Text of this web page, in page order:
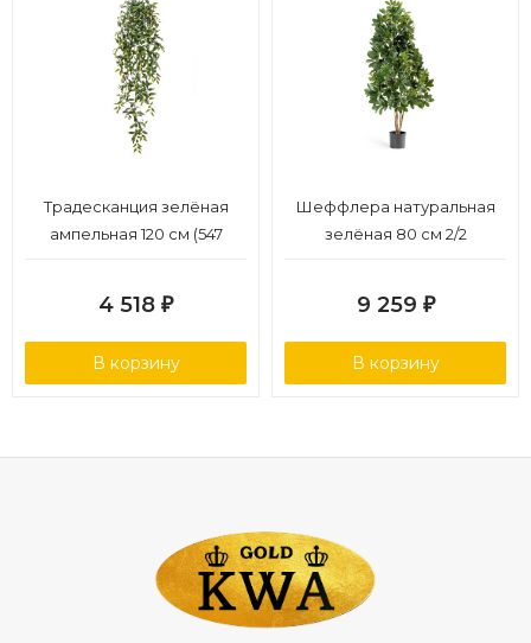
Традесканция зелёная
ампельная 120 см (547
4 518 ₽
В корзину
Шеффлера натуральная
зелёная 80 см 2/2
9 259 ₽
В корзину